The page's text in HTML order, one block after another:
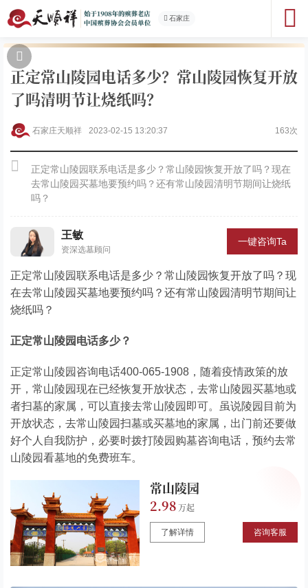
石家庄
正定常山陵园电话多少？常山陵园恢复开放
了吗清明节让烧纸吗？
石家庄天顺祥 2023-02-15 13:20:37 163次
正定常山陵园联系电话是多少？常山陵园恢复开放了吗？现在
去常山陵园买墓地要预约吗？还有常山陵园清明节期间让烧纸
吗？
王敏
资深选墓顾问
一键咨询Ta
正定常山陵园联系电话是多少？常山陵园恢复开放了吗？现
在去常山陵园买墓地要预约吗？还有常山陵园清明节期间让
烧纸吗？
正定常山陵园电话多少？
正定常山陵园咨询电话400-065-1908，随着疫情政策的放
开，常山陵园现在已经恢复开放状态，去常山陵园买墓地或
者扫墓的家属，可以直接去常山陵园即可。虽说陵园目前为
开放状态，去常山陵园扫墓或买墓地的家属，出门前还要做
好个人自我防护，必要时拨打陵园购墓咨询电话，预约去常
山陵园看墓地的免费班车。
常山陵园
2.98
了解详情 咨询客服